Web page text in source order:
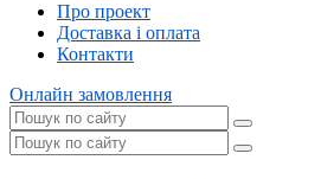
Про проект
Доставка і оплата
Контакти
Онлайн замовлення